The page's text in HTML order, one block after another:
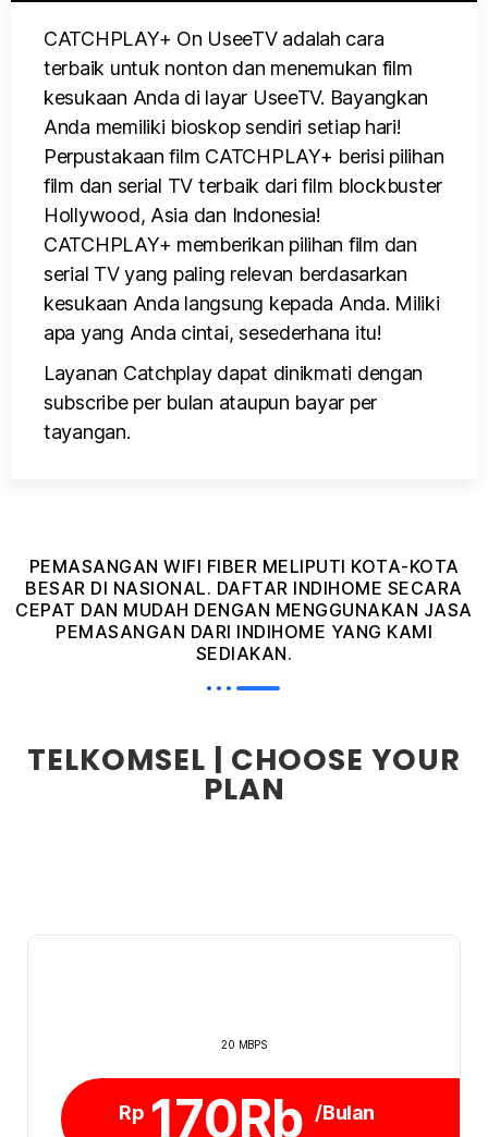
CATCHPLAY+ On UseeTV adalah cara
terbaik untuk nonton dan menemukan film
kesukaan Anda di layar UseeTV. Bayangkan
Anda memiliki bioskop sendiri setiap hari!
Perpustakaan film CATCHPLAY+ berisi pilihan
film dan serial TV terbaik dari film blockbuster
Hollywood, Asia dan Indonesia!
CATCHPLAY+ memberikan pilihan film dan
serial TV yang paling relevan berdasarkan
kesukaan Anda langsung kepada Anda. Miliki
apa yang Anda cintai, sesederhana itu!
Layanan Catchplay dapat dinikmati dengan
subscribe per bulan ataupun bayar per
tayangan.
PEMASANGAN WIFI FIBER MELIPUTI KOTA-KOTA
BESAR DI NASIONAL. DAFTAR INDIHOME SECARA
CEPAT DAN MUDAH DENGAN MENGGUNAKAN JASA
PEMASANGAN DARI INDIHOME YANG KAMI
SEDIAKAN.
TELKOMSEL | CHOOSE YOUR
PLAN
20 MBPS
Rp 170Rb /Bulan